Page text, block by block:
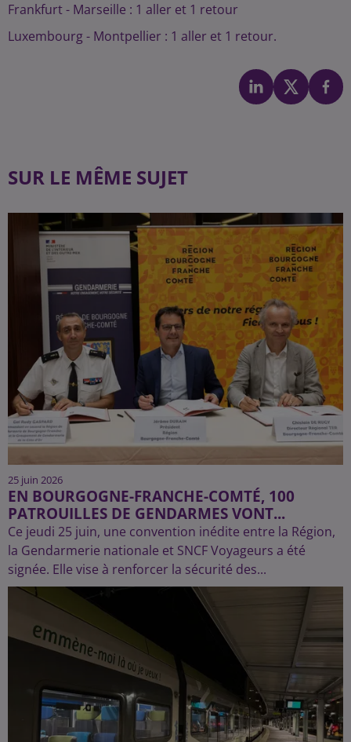
Frankfurt - Marseille : 1 aller et 1 retour
Luxembourg - Montpellier : 1 aller et 1 retour.
SUR LE MÊME SUJET
25 juin 2026
EN BOURGOGNE-FRANCHE-COMTÉ, 100
PATROUILLES DE GENDARMES VONT...
Ce jeudi 25 juin, une convention inédite entre la Région,
la Gendarmerie nationale et SNCF Voyageurs a été
signée. Elle vise à renforcer la sécurité des...